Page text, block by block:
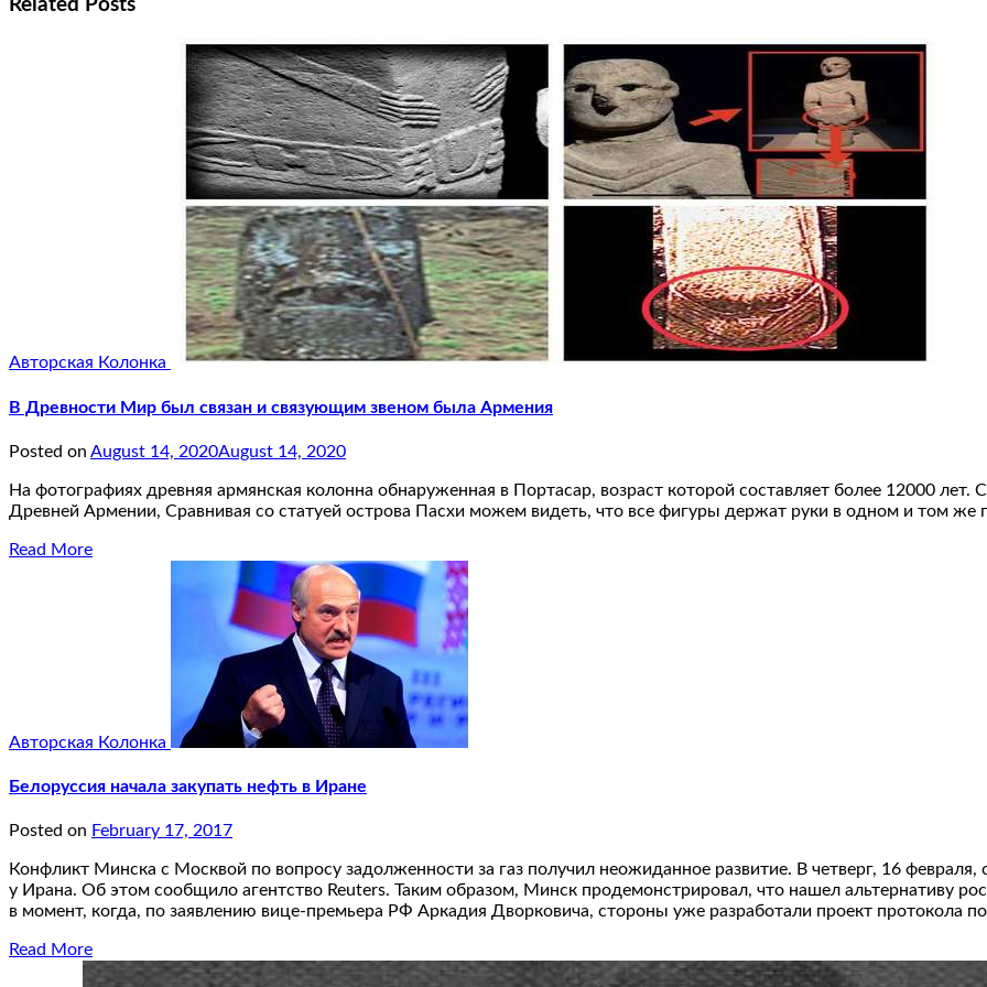
Related Posts
Авторская Колонка
В Древности Мир был связан и связующим звеном была Армения
Posted on August 14, 2020August 14, 2020
На фотографиях древняя армянская колонна обнаруженная в Портасар, возраст которой составляет более 12000 лет.
Древней Армении, Сравнивая со статуей острова Пасхи можем видеть, что все фигуры держат руки в одном и том
Read More
Авторская Колонка
Белоруссия начала закупать нефть в Иране
Posted on February 17, 2017
Конфликт Минска с Москвой по вопросу задолженности за газ получил неожиданное развитие. В четверг, 16 февраля,
у Ирана. Об этом сообщило агентство Reuters. Таким образом, Минск продемонстрировал, что нашел альтернативу
в момент, когда, по заявлению вице-премьера РФ Аркадия Дворковича, стороны уже разработали проект протокола
Read More